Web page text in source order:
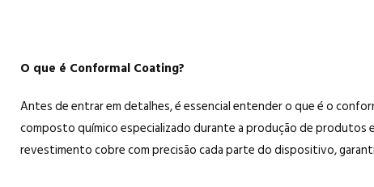
O que é Conformal Coating?
Antes de entrar em detalhes, é essencial entender o que é o
composto químico especializado durante a produção de produtos
revestimento cobre com precisão cada parte do dispositivo,